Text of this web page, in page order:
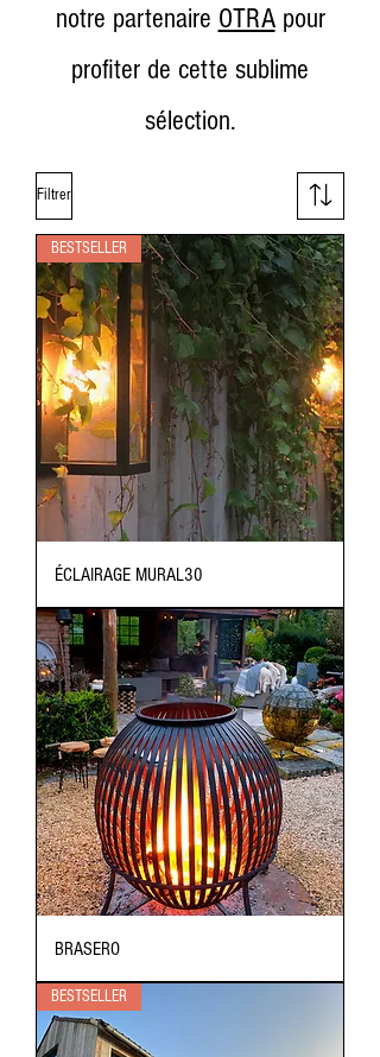
notre partenaire OTRApour
profiter de cette sublime
sélection.
Filtrer
BESTSELLER
ÉCLAIRAGE MURAL30
BRASERO
BESTSELLER